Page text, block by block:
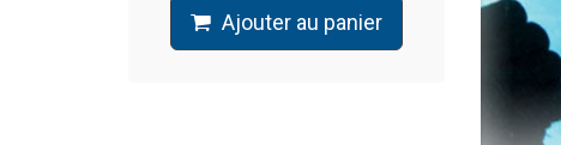
Ajouter au panier